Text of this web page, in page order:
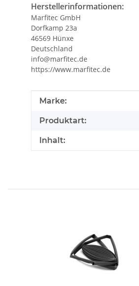
Herstellerinformationen:
Marfitec GmbH
Dorfkamp 23a
46569 Hünxe
Deutschland
info@marfitec.de
https://www.marfitec.de
Produkteigenschaft
Wert
Marke:
Produktart:
Inhalt: